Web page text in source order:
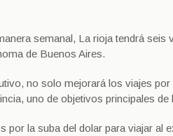
semanal, La rioja tendrá
de Buenos Aires.
no solo mejorará los viajes
uno de objetivos principales de
por la suba del dolar para viajar al